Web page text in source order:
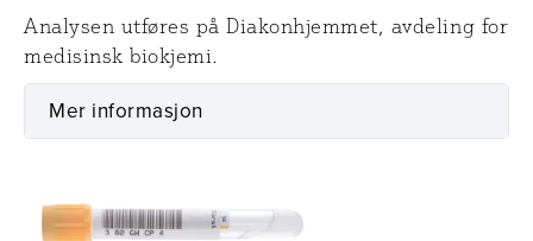
Analysen utføres på Diakonhjemmet, avdeling for
medisinsk biokjemi.
Mer informasjon
Prøvetaking
Utstyr